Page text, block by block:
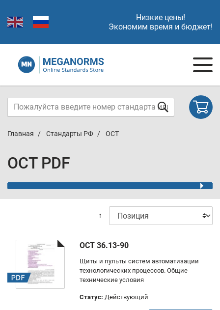
Низкие цены!
Экономим время и бюджет!
Главная Стандарты РФ ОСТ
ОСТ PDF
↑
ОСТ 36.13-90
Щиты и пульты систем автоматизации
технологических процессов. Общие
технические условия
Статус: Действующий